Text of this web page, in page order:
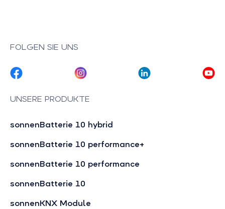
FOLGEN SIE UNS
UNSERE PRODUKTE
sonnenBatterie 10 hybrid
sonnenBatterie 10 performance+
sonnenBatterie 10 performance
sonnenBatterie 10
sonnenKNX Module